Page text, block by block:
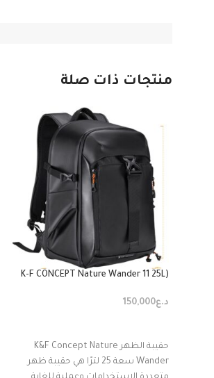
منتجات ذات صلة
(K-F CONCEPT Nature Wander 11 25L
د.ع150,000
حقيبة الظهر K&F Concept Nature
Wander سعة 25 لترًا هي حقيبة ظهر